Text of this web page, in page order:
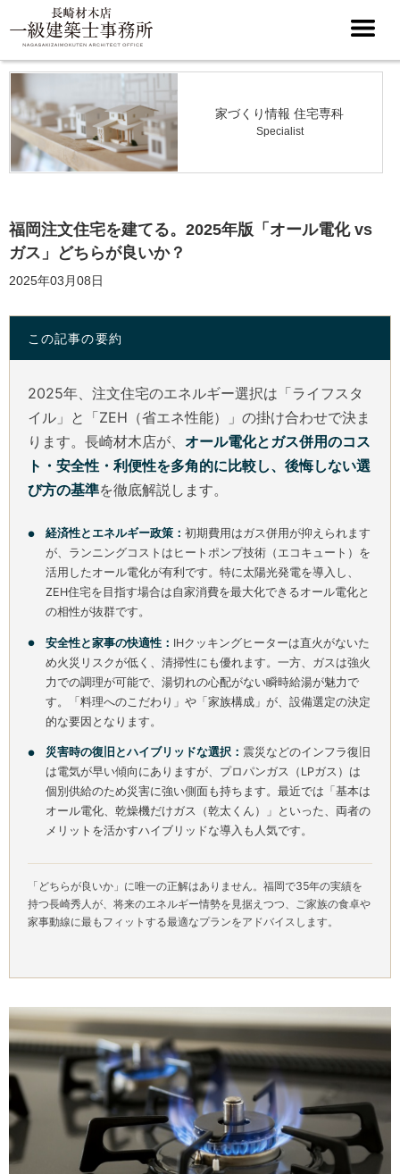
家づくり情報 住宅専科
Specialist
福岡注文住宅を建てる。2025年版「オール電化 vs
ガス」どちらが良いか？
2025年03月08日
この記事の要約
2025年、注文住宅のエネルギー選択は「ライフスタ
イル」と「ZEH（省エネ性能）」の掛け合わせで決ま
ります。長崎材木店が、 オール電化とガス併用のコス
ト・安全性・利便性を多角的に比較し、後悔しない選
び方の基準を徹底解説します。
経済性とエネルギー政策：初期費用はガス併用が抑えられます
が、ランニングコストはヒートポンプ技術（エコキュート）を
活用したオール電化が有利です。特に太陽光発電を導入し、
ZEH住宅を目指す場合は自家消費を最大化できるオール電化と
の相性が抜群です。
安全性と家事の快適性： IHクッキングヒーターは直火がないた
め火災リスクが低く、清掃性にも優れます。一方、ガスは強火
力での調理が可能で、湯切れの心配がない瞬時給湯が魅力で
す。「料理へのこだわり」や「家族構成」が、設備選定の決定
的な要因となります。
災害時の復旧とハイブリッドな選択： 震災などのインフラ復旧
は電気が早い傾向にありますが、プロパンガス（LPガス）は
個別供給のため災害に強い側面も持ちます。最近では「基本は
オール電化、乾燥機だけガス（乾太くん）」といった、両者の
メリットを活かすハイブリッドな導入も人気です。
「どちらが良いか」に唯一の正解はありません。福岡で35年の実績を
持つ長崎秀人が、将来のエネルギー情勢を見据えつつ、ご家族の食卓や
家事動線に最もフィットする最適なプランをアドバイスします。